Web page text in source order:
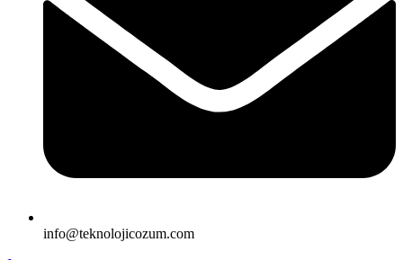
info@teknolojicozum.com